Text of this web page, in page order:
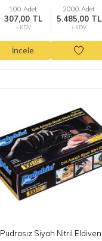
100 Adet
307,00 TL
+ KDV
2000 Adet
5.485,00 TL
+ KDV
İncele
Pudrasız Siyah Nitril Eldiven